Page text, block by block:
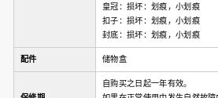
皇冠：损坏：划痕，小划痕
扣子：损坏：划痕，小划痕
封底：损坏：划痕，小划痕
配件 储物盒
自购买之日起一年有效。